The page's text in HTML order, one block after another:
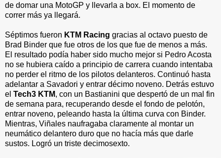
de domar una MotoGP y llevarla a box. El momento de
correr más ya llegará.
Séptimos fueron KTM Racing gracias al octavo puesto de
Brad Binder que fue otros de los que fue de menos a más.
El resultado podía haber sido mucho mejor si Pedro Acosta
no se hubiera caído a principio de carrera cuando intentaba
no perder el ritmo de los pilotos delanteros. Continuó hasta
adelantar a Savadori y entrar décimo noveno. Detrás estuvo
el Tech3 KTM, con un Bastianini que despertó de un mal fin
de semana para, recuperando desde el fondo de pelotón,
entrar noveno, peleando hasta la última curva con Binder.
Mientras, Viñales naufragaba claramente al montar un
neumático delantero duro que no hacía más que darle
sustos. Logró un triste decimosexto.